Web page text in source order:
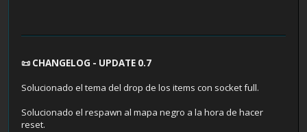
📜 CHANGELOG - UPDATE 0.7
Solucionado el tema del drop de los items con socket full.
Solucionado el respawn al mapa negro a la hora de hacer
reset.